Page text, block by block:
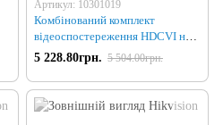
Артикул: 10301019
Комбінований комплект
відеоспостереження HDCVI на 4
камери
5 228.80грн. 5 504.00грн.